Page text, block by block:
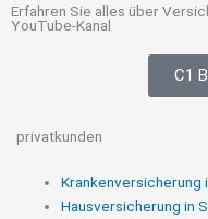
Erfahren Sie alles über
YouTube-Kanal
C1
privatkunden
Krankenversicherung
Hausversicherung in